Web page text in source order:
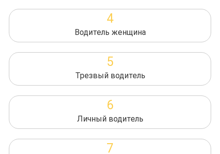
4
Водитель женщина
5
Трезвый водитель
6
Личный водитель
7